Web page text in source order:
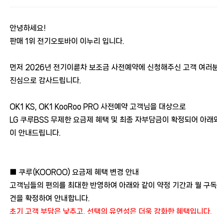
안녕하세요!
판매 1위 전기오토바이 이누리 입니다.
먼저 2026년 전기이륜차 보조금 사전예약에 신청해주신 고객 여러
진심으로 감사드립니다.
OK1 KS, OK1 KooRoo PRO 사전예약 고객님을 대상으로
LG 쿠루BSS 무제한 요금제 혜택 및 최종 자부담금이 확정되어 아래
이 안내드립니다.
■ 쿠루(KOOROO) 요금제 혜택 변경 안내
고객님들의 편의를 최대한 반영하여 아래와 같이 약정 기간과 월 구
건을 확정하여 안내합니다.
초기 고객 부담은 낮추고, 선택의 유연성은 더욱 강화한 혜택입니다.